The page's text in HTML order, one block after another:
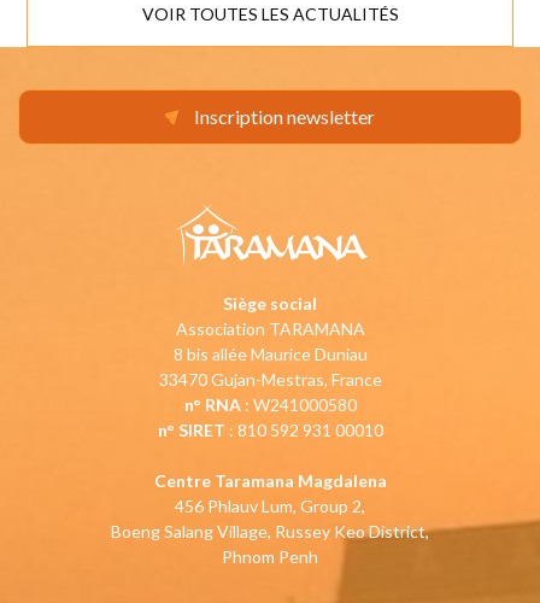
VOIR TOUTES LES ACTUALITÉS
Inscription newsletter
Siège social
Association TARAMANA
8 bis allée Maurice Duniau
33470 Gujan-Mestras, France
n° RNA: W241000580
n° SIRET : 810 592 931 00010
Centre Taramana Magdalena
456 Phlauv Lum, Group 2,
Boeng Salang Village, Russey Keo District,
Phnom Penh